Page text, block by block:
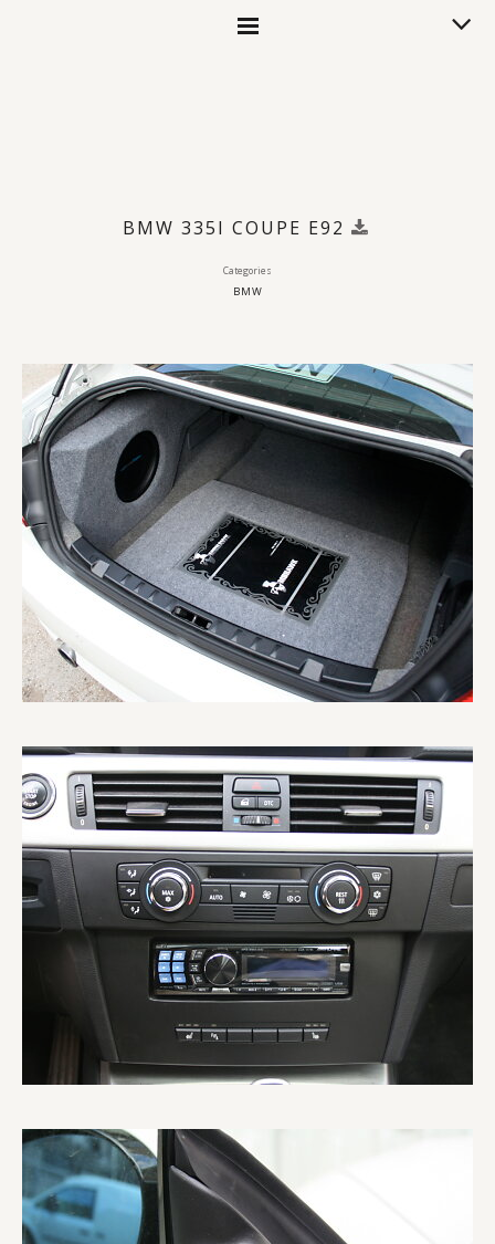
BMW 335I COUPE E92
Categories
BMW